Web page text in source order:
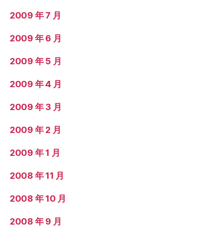
2009 年 7 月
2009 年 6 月
2009 年 5 月
2009 年 4 月
2009 年 3 月
2009 年 2 月
2009 年 1 月
2008 年 11 月
2008 年 10 月
2008 年 9 月